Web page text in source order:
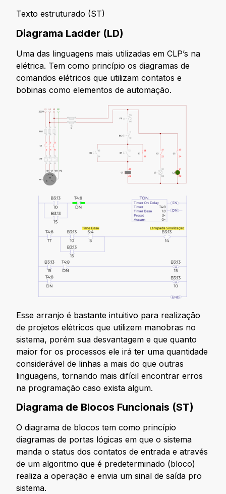
Texto estruturado (ST)
Diagrama Ladder (LD)
Uma das linguagens mais utilizadas em CLP’s na
elétrica. Tem como princípio os diagramas de
comandos elétricos que utilizam contatos e
bobinas como elementos de automação.
Esse arranjo é bastante intuitivo para realização
de projetos elétricos que utilizem manobras no
sistema, porém sua desvantagem e que quanto
maior for os processos ele irá ter uma quantidade
considerável de linhas a mais do que outras
linguagens, tornando mais difícil encontrar erros
na programação caso exista algum.
Diagrama de Blocos Funcionais (ST)
O diagrama de blocos tem como princípio
diagramas de portas lógicas em que o sistema
manda o status dos contatos de entrada e através
de um algoritmo que é predeterminado (bloco)
realiza a operação e envia um sinal de saída pro
sistema.